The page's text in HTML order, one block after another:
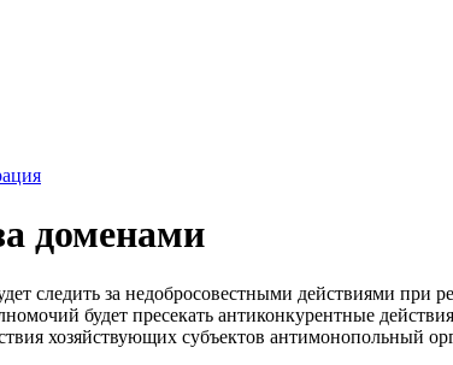
доменами
следить за недобросовестными действиями
будет пресекать антиконкурентные
хозяйствующих субъектов антимонопольный